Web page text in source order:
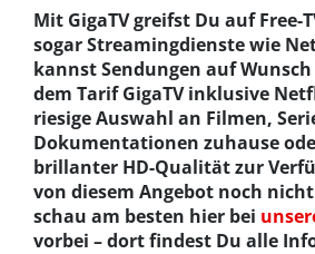
Mit GigaTV greifst Du auf Free-
sogar Streamingdienste wie
kannst Sendungen auf
dem Tarif GigaTV inklusive
riesige Auswahl an Filmen,
Dokumentationen zuhause
brillanter HD-Qualität zur
von diesem Angebot noch
schau am besten hier bei
vorbei – dort findest Du alle